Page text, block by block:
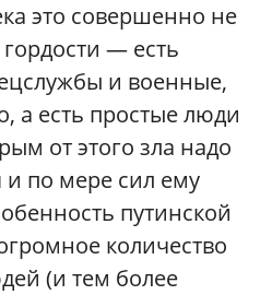
это совершенно не
— есть
и военные,
а есть простые люди
от этого зла надо
и по мере сил ему
путинской
количество
(и тем более